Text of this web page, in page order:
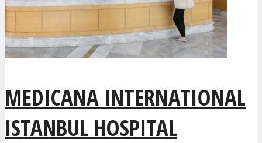
MEDICANA INTERNATIONAL
ISTANBUL HOSPITAL